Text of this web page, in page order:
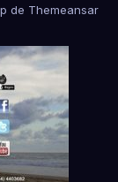
de Themeansar